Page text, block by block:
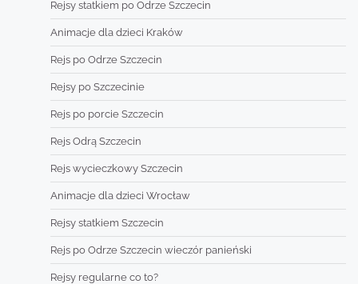
Rejsy statkiem po Odrze Szczecin
Animacje dla dzieci Kraków
Rejs po Odrze Szczecin
Rejsy po Szczecinie
Rejs po porcie Szczecin
Rejs Odrą Szczecin
Rejs wycieczkowy Szczecin
Animacje dla dzieci Wrocław
Rejsy statkiem Szczecin
Rejs po Odrze Szczecin wieczór panieński
Rejsy regularne co to?